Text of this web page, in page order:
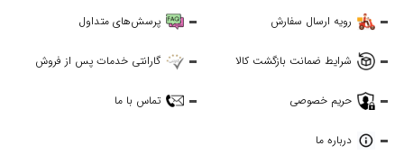
رویه ارسال سفارش پرسش‌های متداول
شرایط ضمانت بازگشت کالا گارانتی خدمات پس از فروش
حریم خصوصی تماس با ما
درباره ما